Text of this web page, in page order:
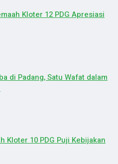
Kloter 12 PDG Apresiasi
di Padang, Satu Wafat dalam
Kloter 10 PDG Puji Kebijakan